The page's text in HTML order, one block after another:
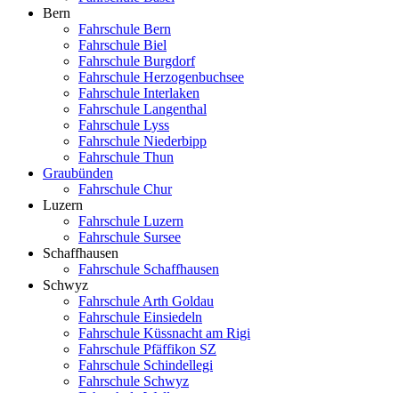
Bern
Fahrschule Bern
Fahrschule Biel
Fahrschule Burgdorf
Fahrschule Herzogenbuchsee
Fahrschule Interlaken
Fahrschule Langenthal
Fahrschule Lyss
Fahrschule Niederbipp
Fahrschule Thun
Graubünden
Fahrschule Chur
Luzern
Fahrschule Luzern
Fahrschule Sursee
Schaffhausen
Fahrschule Schaffhausen
Schwyz
Fahrschule Arth Goldau
Fahrschule Einsiedeln
Fahrschule Küssnacht am Rigi
Fahrschule Pfäffikon SZ
Fahrschule Schindellegi
Fahrschule Schwyz